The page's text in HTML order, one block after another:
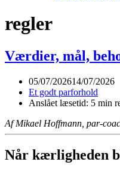
regler
Værdier, mål,
05/07/202614/07/2026
Et godt parforhold
Anslået læsetid: 5 min
Af Mikael Hoffmann, par-
Når kærligheden